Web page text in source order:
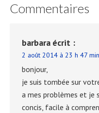
Commentaires
barbara écrit :
2 août 2014 à 23 h 47 min
bonjour,
je suis tombée sur
a mes problèmes et je
concis, facile à